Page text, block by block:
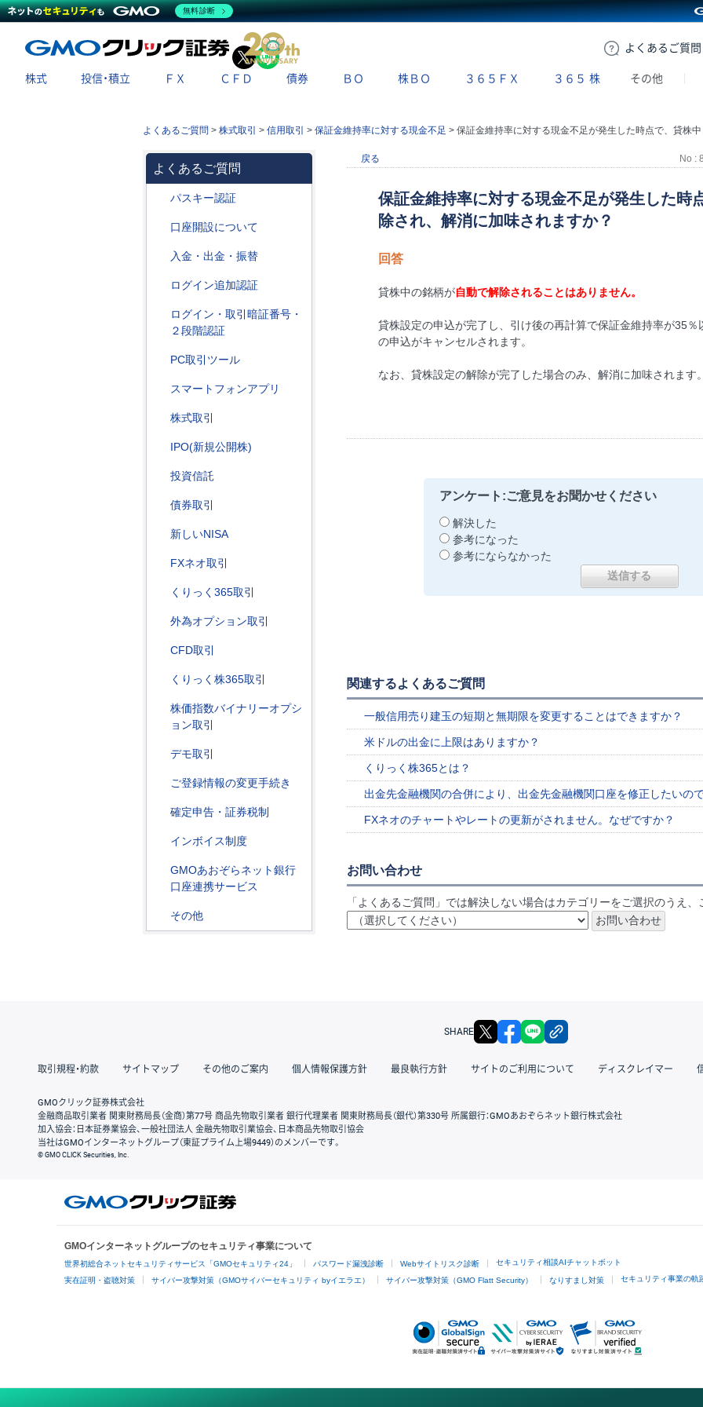
よくある ご質問
X
株式 投信・積立 ＦＸ ＣＦＤ 債券 ＢＯ 株ＢＯ ３６５ＦＸ ３６５ 株 その他
よくあるご質問 > 株式取引 > 信用取引 > 保証金維持率に対する現金不足 > 保証金維持率に対する現金不足が発生した時点で、貸株中の銘柄が自動で解除され、解消に加味されますか？
よくあるご質問
パスキー認証
口座開設について
入金・出金・振替
ログイン追加認証
ログイン・取引暗証番号・
２段階認証
PC取引ツール
スマートフォンアプリ
株式取引
IPO(新規公開株)
投資信託
債券取引
新しいNISA
FXネオ取引
くりっく365取引
外為オプション取引
CFD取引
くりっく株365取引
株価指数バイナリーオプシ
ョン取引
デモ取引
ご登録情報の変更手続き
確定申告・証券税制
インボイス制度
GMOあおぞらネット銀行
口座連携サービス
その他
戻る No :
保証金維持率に対する現金不足が発生した時
除され、解消に加味されますか？
回答
貸株中の銘柄が自動で解除されることはありません。
貸株設定の申込が完了し、引け後の再計算で保証金維持率が35
の申込がキャンセルされます。
なお、貸株設定の解除が完了した場合のみ、解消に加味されます
アンケート:ご意見をお聞かせください
解決した
参考になった
参考にならなかった
関連するよくあるご質問
一般信用売り建玉の短期と無期限を変更することはできますか？
米ドルの出金に上限はありますか？
くりっく株365とは？
出金先金融機関の合併により、出金先金融機関口座を修正したいの
FXネオのチャートやレートの更新がされません。なぜですか？
お問い合わせ
「よくあるご質問」では解決しない場合はカテゴリーをご選択のうえ
SHARE X facebook
取引規程・約款 サイトマップ その他のご案内 個人情報保護方針 最良執行方針 サイトのご利用について ディスクレイマー
GMOクリック証券株式会社
金融商品取引業者 関東財務局長（金商）第77号 商品先物取引業者 銀行代理業者 関東財務局長（銀代）第330号 所属銀行：GMOあおぞらネット銀行株式会社
加入協会：日本証券業協会、一般社団法人 金融先物取引業協会、日本商品先物取引協会
当社はGMOインターネットグループ（東証プライム上場9449）のメンバーです。
© GMO CLICK Securities, Inc.
GMOインターネットグループのセキュリティ事業について
世界初総合ネットセキュリティサービス「GMOセキュリティ24」 パスワード漏洩診断 Webサイトリスク診断 セキュリティ相談AIチャットボット
実在証明・盗聴対策 サイバー攻撃対策（GMOサイバーセキュリティ byイエラエ） サイバー攻撃対策（GMO Flatt Security） なりすまし対策 セキュリティ事業の軌
無料診断